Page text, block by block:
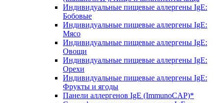
Индивидуальные пищевые аллергены IgE:
Бобовые
Индивидуальные пищевые аллергены IgE:
Мясо
Индивидуальные пищевые аллергены IgE:
Овощи
Индивидуальные пищевые аллергены IgE:
Орехи
Индивидуальные пищевые аллергены IgE:
Фрукты и ягоды
Панели аллергенов IgE (ImmunoCAP)*